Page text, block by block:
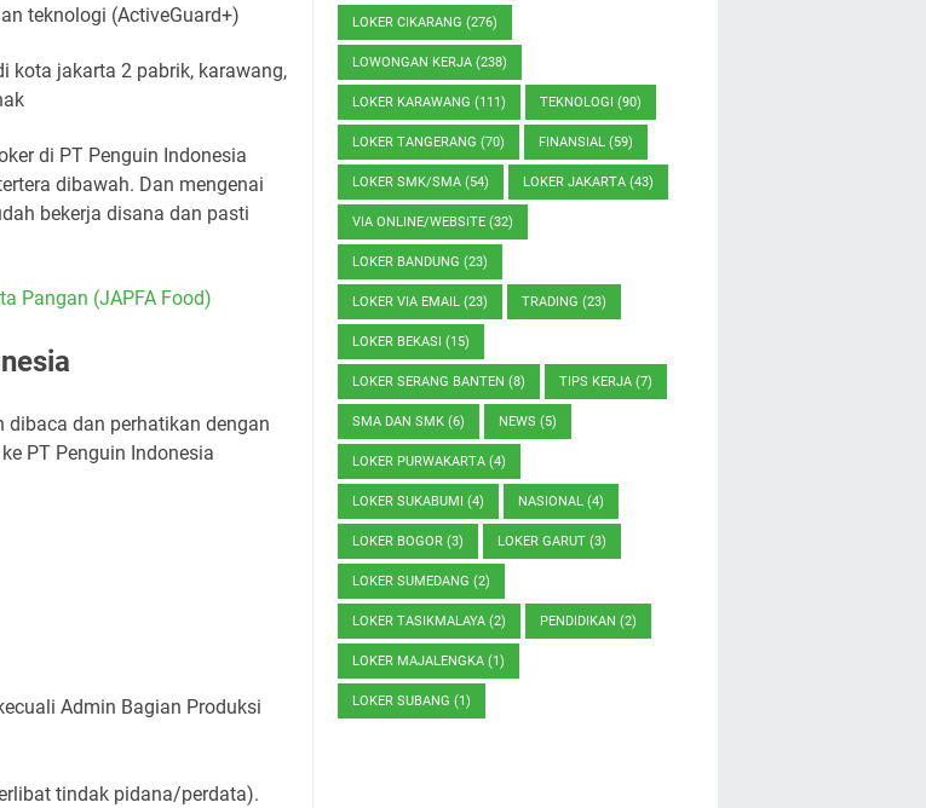
teknologi (ActiveGuard+)
kota jakarta 2 pabrik, karawang,
di PT Penguin Indonesia
dibawah. Dan mengenai
bekerja disana dan pasti
Pangan (JAPFA Food)
dan perhatikan dengan
PT Penguin Indonesia
Admin Bagian Produksi
tindak pidana/perdata).
LOKER CIKARANG (276)
LOWONGAN KERJA (238)
LOKER KARAWANG (111) TEKNOLOGI (90)
LOKER TANGERANG (70) FINANSIAL (59)
LOKER SMK/SMA (54) LOKER JAKARTA (43)
VIA ONLINE/WEBSITE (32)
LOKER BANDUNG (23)
LOKER VIA EMAIL (23) TRADING (23)
LOKER BEKASI (15)
LOKER SERANG BANTEN (8) TIPS KERJA (7)
SMA DAN SMK (6) NEWS (5)
LOKER PURWAKARTA (4)
LOKER SUKABUMI (4) NASIONAL (4)
LOKER BOGOR (3) LOKER GARUT (3)
LOKER SUMEDANG (2)
LOKER TASIKMALAYA (2) PENDIDIKAN (2)
LOKER MAJALENGKA (1)
LOKER SUBANG (1)